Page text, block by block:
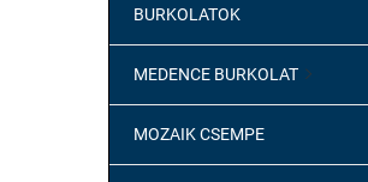
BURKOLATOK
MEDENCE BURKOLAT 
MOZAIK CSEMPE